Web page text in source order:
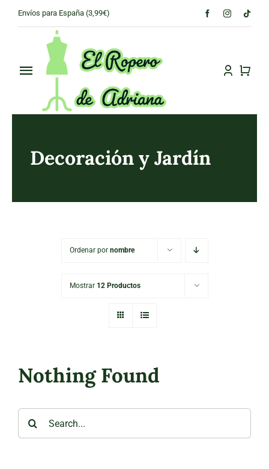
Envíos para España (3,99€)
Toggle
Navigation
PRINCIPAL
Decoración y Jardín
Ordenar por nombre
Mostrar 12 Productos
Nothing Found